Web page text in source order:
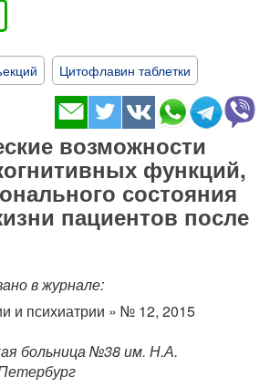
Цитофлавин таблетки
возможности
функций,
состояния
пациентов после
в журнале:
и психиатрии » № 12, 2015
больница №38 им. Н.А.